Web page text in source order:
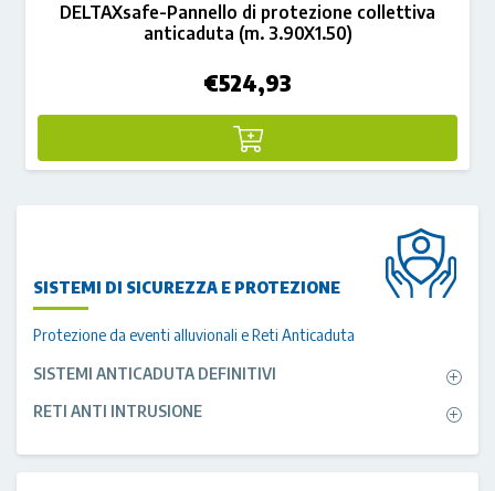
SISTEMI DI SICUREZZA E PROTEZIONE
Protezione da eventi alluvionali e Reti Anticaduta
SISTEMI ANTICADUTA DEFINITIVI
RETI ANTI INTRUSIONE
DELTAXsafe-Pannello di protezione collettiva
anticaduta (m. 3.90X1.50)
€524,93